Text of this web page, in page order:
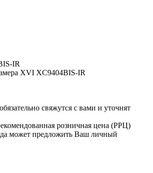
IR
XVI XC9404BIS-IR
свяжутся с вами и уточнят
розничная цена (РРЦ)
может предложить Ваш личный